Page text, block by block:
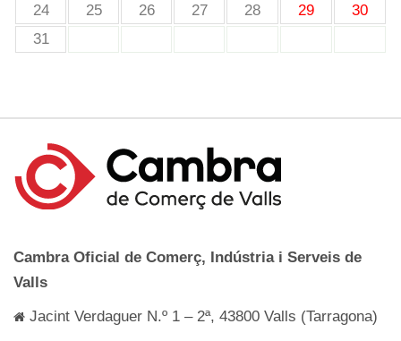
24
25 26 27 28 29
30
31
Cambra Oficial de Comerç, Indústria i Serveis de
Valls
Jacint Verdaguer N.º 1 – 2ª, 43800 Valls (Tarragona)